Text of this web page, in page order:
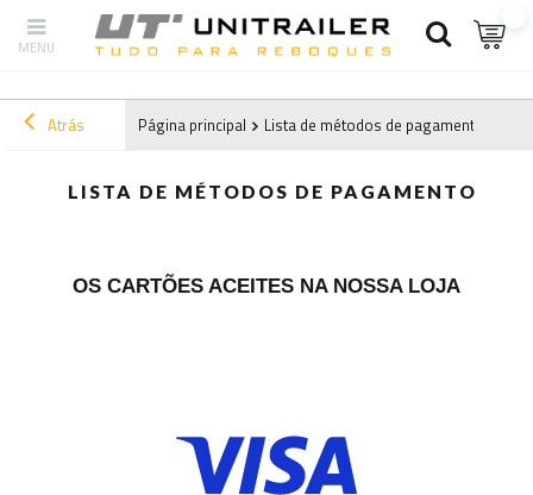
Atrás Página principal Lista de métodos de pagamento
LISTA DE MÉTODOS DE PAGAMENTO
OS CARTÕES ACEITES NA NOSSA LOJA